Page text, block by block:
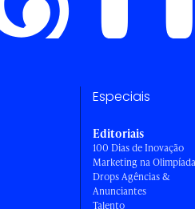
Especiais
Editoriais
100 Dias de Inovação
Marketing na Olimpíada
Drops Agências &
Anunciantes
Talento